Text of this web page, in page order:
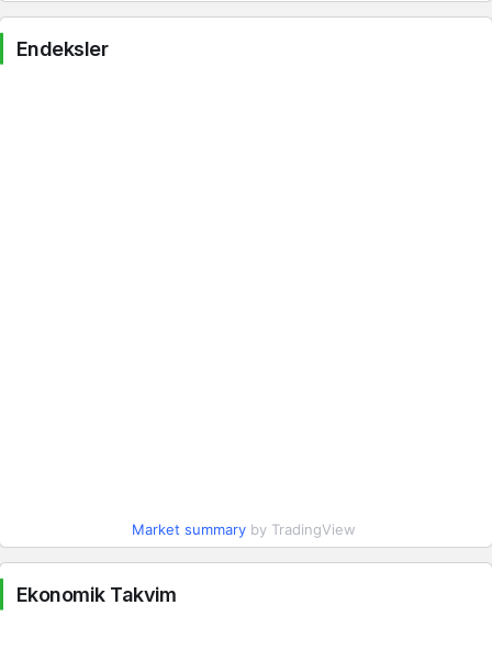
Endeksler
Market summary by TradingView
Ekonomik Takvim